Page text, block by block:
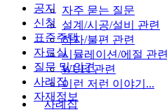
자주 묻는 질문
설계/시공/설비 관련
하자/불편 관련
시뮬레이션/에절 관련
WUFI 관련
이런 저런 이야기...
사례집
공지
신청
표준주택
자료실
질문 및 의견
사례집
자재정보